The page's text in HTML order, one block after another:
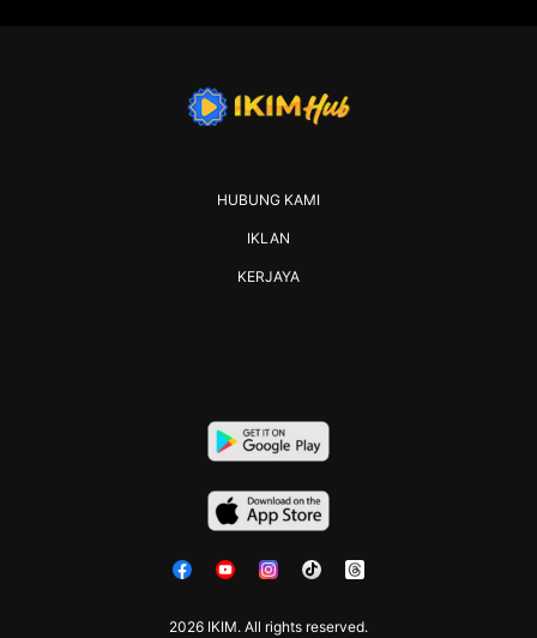
2026 IKIM. All rights reserved.
HUBUNG KAMI
IKLAN
KERJAYA